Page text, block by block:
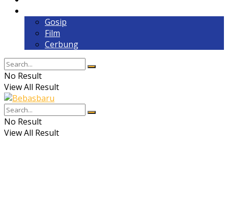
Gosip
Film
Cerbung
No Result
View All Result
No Result
View All Result